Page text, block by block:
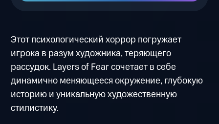
Этот психологический хоррор погружает
игрока в разум художника, теряющего
рассудок. Layers of Fear сочетает в себе
динамично меняющееся окружение, глубокую
историю и уникальную художественную
стилистику.